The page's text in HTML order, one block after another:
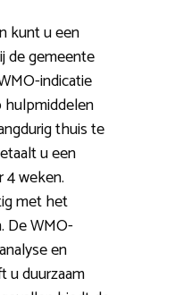
kunt u een
de gemeente
indicatie
thuis te
u een
4 weken.
met het
De WMO-
en
u duurzaam